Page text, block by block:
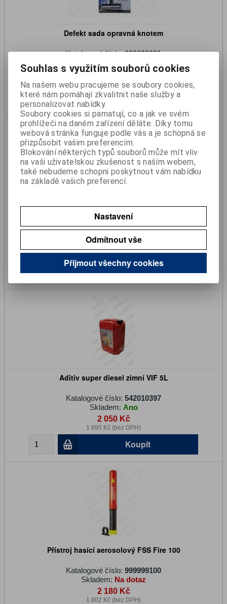
Defekt sada opravná knotem
Katalogové číslo:999028991
Skladem:
Ano
99 Kč
82 Kč (bez DPH)
Koupit
Hasící automatické zařízení aerosolové pro Li-ion baterie
FirexLion 180
Katalogové číslo:999999096
Skladem:
Na dotaz
645 Kč (bez DPH)
Koupit
Aditiv super diesel zimní VIF 5L
Katalogové číslo: 542010397
Skladem: Ano
2 050 Kč
1 695 Kč (bez DPH)
Koupit
Přístroj hasící aerosolový FSS Fire 100
Katalogové číslo: 999999100
Skladem: Na dotaz
2 180 Kč
1 802 Kč (bez DPH)
Souhlas s využitím souborů cookies
Na našem webu pracujeme se soubory cookies,
které nám pomáhají zkvalitnit naše služby a
personalizovat nabídky.
Soubory cookies si pamatují, co a jak ve svém
prohlížeči na daném zařízení děláte. Díky tomu
webová stránka funguje podle vás a je schopná se
přizpůsobit vašim preferencím.
Blokování některých typů souborů může mít vliv
na vaši uživatelskou zkušenost s naším webem,
také nebudeme schopni poskytnout vám nabídku
na základě vašich preferencí.
Nastavení
Odmítnout vše
Přijmout všechny cookies